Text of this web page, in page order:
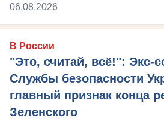
06.08.2026
В России
"Это, считай, всё!": Экс-
Службы безопасности
главный признак конца
Зеленского